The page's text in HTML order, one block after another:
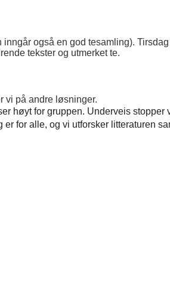
også en god tesamling).
tekster og utmerket te.
vi på andre løsninger.
høyt for gruppen. Underveis
for alle, og vi utforsker litteraturen